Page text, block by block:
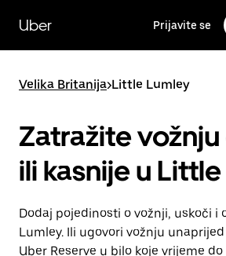
glavni
sadržaj
Uber Prijavite se
Velika Britanija>Little Lumley
Zatražite
ili kasnije u
Dodaj pojedinosti o vožnji, uskoči i
Lumley. Ili ugovori vožnju
Uber Reserve u bilo koje vrijeme do